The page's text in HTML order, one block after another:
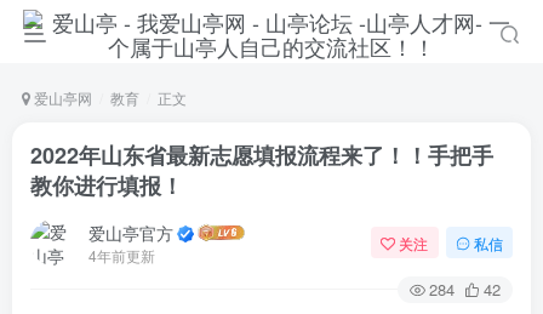
爱山亭网 教育 正文
2022年山东省最新志愿填报流程来了！！手把手
教你进行填报！
爱山亭官方
4年前更新
关注 私信
284 42